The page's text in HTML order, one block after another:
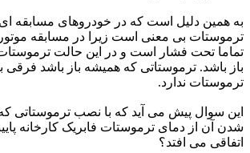
به همین دلیل است که در خودروهای مسابقه
ترموستات بی معنی است زیرا در مسابقه
تماما تحت فشار است و در این حالت ترموستات
باز باشد. ترموستاتی که همیشه باز باشد فرقی
ترموستات ندارد.
این سوال پیش می آید که با نصب ترموستاتی که
شدن آن از دمای ترموستات فابریک کارخانه
اتفاقی می افتد؟